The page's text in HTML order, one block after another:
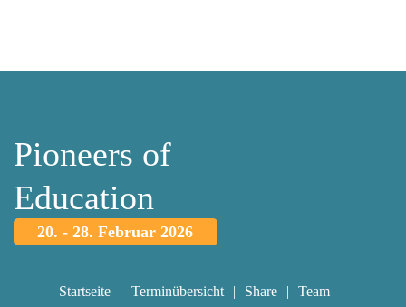
Pioneers of
Education
20. - 28. Februar 2026
Startseite Terminübersicht Share
Team